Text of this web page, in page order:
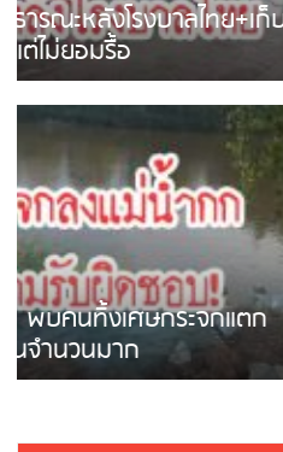
หนุ่มเจียงฮายจ่ม พบถั
รถเครื่องหลบไม่ทันล้มบา
ชาวผาลั้ง โวย ไร้หน่วย
จัดการกันเอง